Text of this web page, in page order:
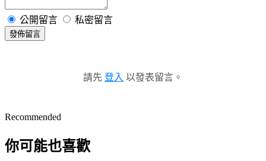
公開留言 私密留言
發佈留言
請先 登入 以發表留言。
Recommended
你可能也喜歡